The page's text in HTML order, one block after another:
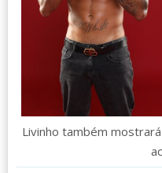
Livinho também